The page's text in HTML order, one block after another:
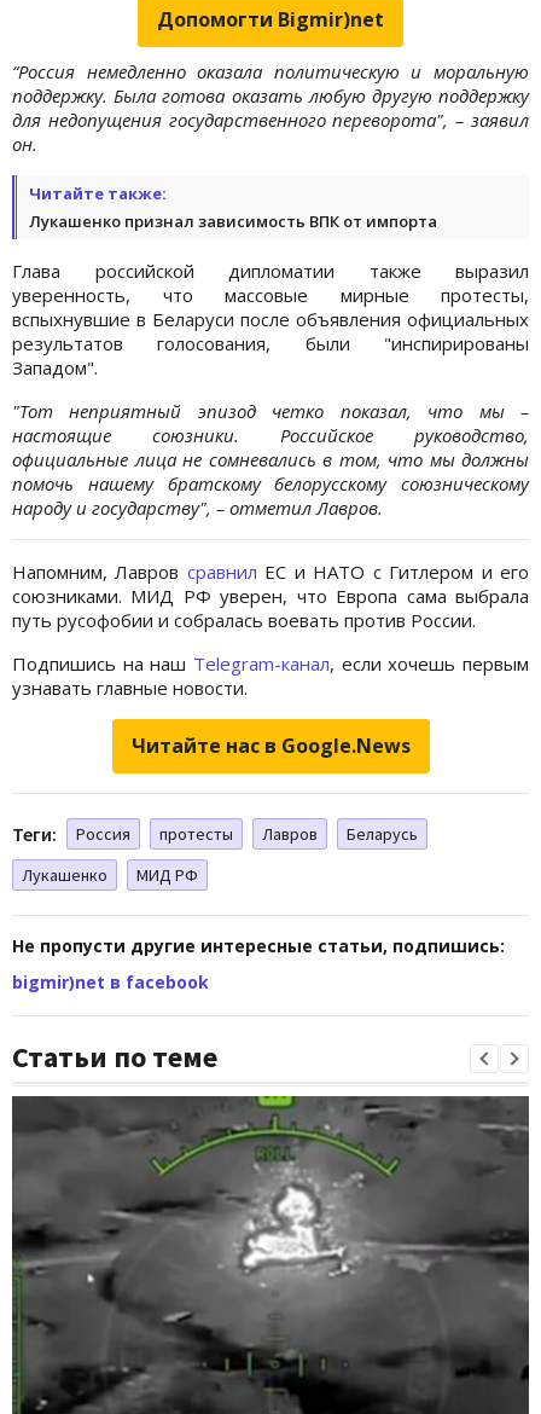
Допомогти Bigmir)net
“Россия немедленно оказала политическую и моральную
поддержку. Была готова оказать любую другую поддержку
для недопущения государственного переворота", – заявил
он.
Читайте также:
Лукашенко признал зависимость ВПК от импорта
Глава российской дипломатии также выразил
уверенность, что массовые мирные протесты,
вспыхнувшие в Беларуси после объявления официальных
результатов голосования, были "инспирированы
Западом".
"Тот неприятный эпизод четко показал, что мы –
настоящие союзники. Российское руководство,
официальные лица не сомневались в том, что мы должны
помочь нашему братскому белорусскому союзническому
народу и государству", – отметил Лавров.
Напомним, Лавров сравнил ЕС и НАТО с Гитлером и его
союзниками. МИД РФ уверен, что Европа сама выбрала
путь русофобии и собралась воевать против России.
Подпишись на наш Telegram-канал, если хочешь первым
узнавать главные новости.
Читайте нас в Google.News
Теги: Россия протесты Лавров
Беларусь
Лукашенко
МИД РФ
Не пропусти другие интересные статьи, подпишись:
bigmir)net в facebook
Статьи по теме